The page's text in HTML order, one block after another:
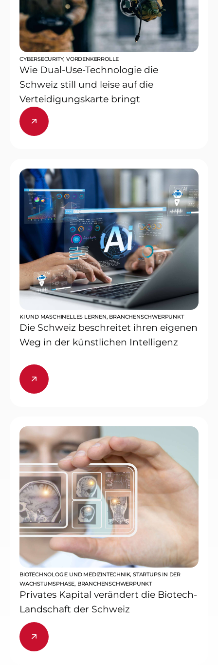
CYBERSECURITY,VORDENKERROLLE
Wie Dual-Use-Technologie die
Schweiz still und leise auf die
Verteidigungskarte bringt
KI UND MASCHINELLES LERNEN, BRANCHENSCHWERPUNKT
Die Schweiz beschreitet ihren eigenen
Weg in der künstlichen Intelligenz
BIOTECHNOLOGIE UND MEDIZINTECHNIK,STARTUPS IN DER
WACHSTUMSPHASE, BRANCHENSCHWERPUNKT
Privates Kapital verändert die Biotech-
Landschaft der Schweiz